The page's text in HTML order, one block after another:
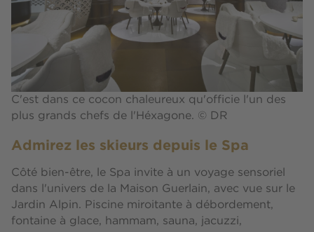
C'est dans ce cocon chaleureux qu'officie l'un des
plus grands chefs de l'Héxagone. © DR
Admirez les skieurs depuis le Spa
Côté bien-être, le Spa invite à un voyage sensoriel
dans l'univers de la Maison Guerlain, avec vue sur le
Jardin Alpin. Piscine miroitante à débordement,
fontaine à glace, hammam, sauna, jacuzzi,